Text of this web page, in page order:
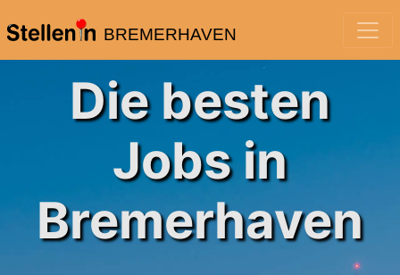
BREMERHAVEN
Die besten
Jobs in
Bremerhaven